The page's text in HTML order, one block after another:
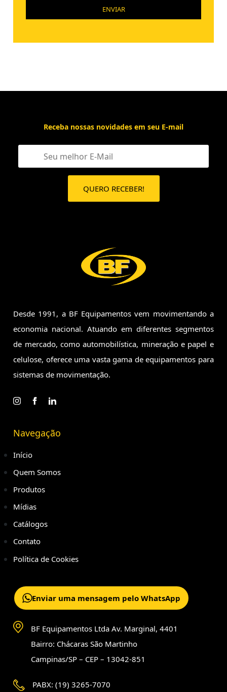
Receba nossas novidades em seu E-mail
Desde 1991, a BF Equipamentos vem movimentando a
economia nacional. Atuando em diferentes segmentos
de mercado, comoautomobilística, mineração e papel e
celulose, oferece uma vastagama de equipamentos para
sistemas de movimentação.
Navegação
Início
Quem Somos
Produtos
Mídias
Catálogos
Contato
Política de Cookies
Enviar uma mensagem pelo WhatsApp
BF Equipamentos Ltda Av. Marginal, 4401
Bairro: Chácaras São Martinho
Campinas/SP – CEP – 13042-851
PABX: (19) 3265-7070